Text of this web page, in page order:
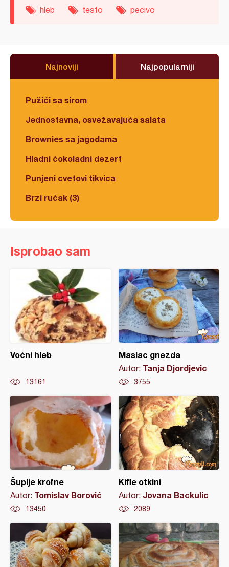
hleb testo pecivo
Najnoviji Najpopularniji
Pužići sa sirom
Jednostavna, osvežavajuća salata
Brownies sa jagodama
Hladni čokoladni dezert
Punjeni cvetovi tikvica
Brzi ručak (3)
Isprobao sam
Voćni hleb
13161
Maslac gnezda
Autor: Tanja Djordjevic
3755
Šuplje krofne
Autor: Tomislav Borović
13450
Kifle otkini
Autor: Jovana Backulic
2089